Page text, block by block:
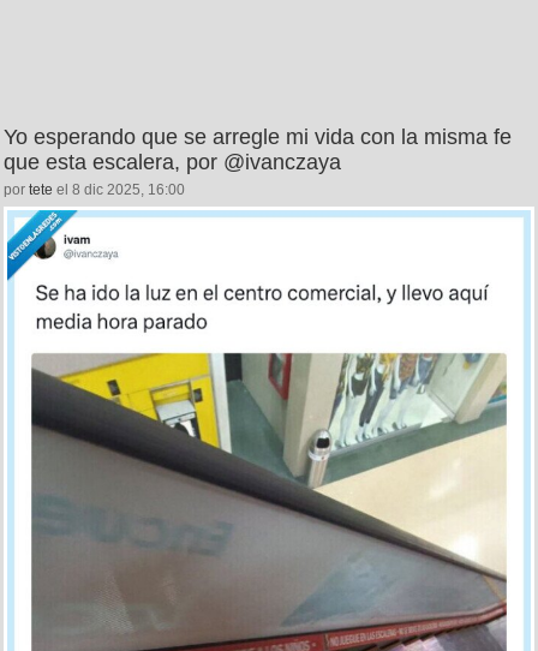
Yo esperando que se arregle mi vida con la misma fe
que esta escalera, por @ivanczaya
por tete el 8 dic 2025, 16:00